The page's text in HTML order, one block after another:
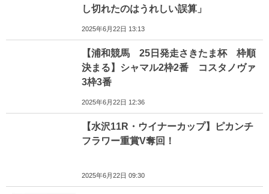
し切れたのはうれしい誤算」
2025年6月22日 13:13
【浦和競馬 25日発走さきたま杯 枠順
決まる】シャマル2枠2番 コスタノヴァ
3枠3番
2025年6月22日 12:36
【水沢11R・ウイナーカップ】ピカンチ
フラワー重賞V奪回！
2025年6月22日 09:30